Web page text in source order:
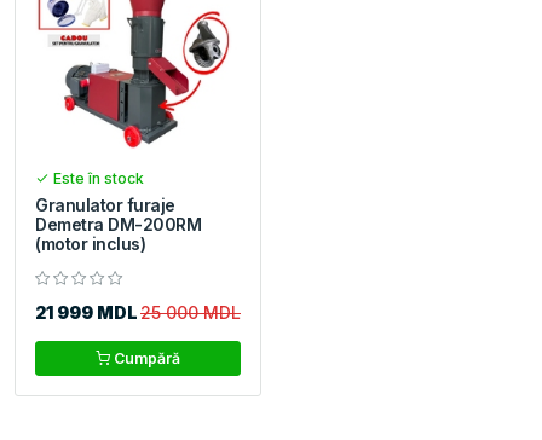
Este în stock
Granulator furaje
Demetra DM-200RM
(motor inclus)
21 999 MDL25 000 MDL
Cumpără